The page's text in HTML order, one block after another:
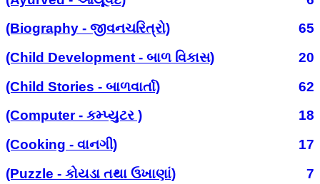
(Biography - જીવનચરિત્રો)
65
(Child Development - બાળ વિકાસ)
20
(Child Stories - બાળવાર્તા)
62
(Computer - કમ્પ્યુટર )
18
(Cooking - વાનગી)
17
(Puzzle - કોયડા તથા ઉખાણાં)
7